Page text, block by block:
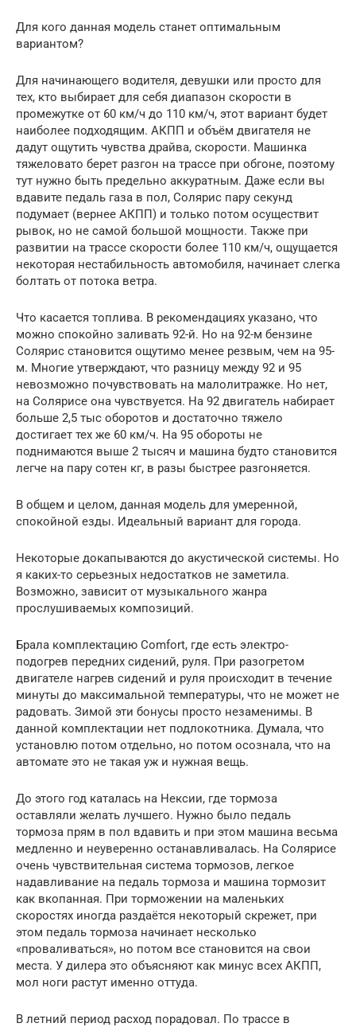
Для кого данная модель станет оптимальным
вариантом?
Для начинающего водителя, девушки или просто для
тех, кто выбирает для себя диапазон скорости в
промежутке от 60 км/ч до 110 км/ч, этот вариант будет
наиболее подходящим. АКПП и объём двигателя не
дадут ощутить чувства драйва, скорости. Машинка
тяжеловато берет разгон на трассе при обгоне, поэтому
тут нужно быть предельно аккуратным. Даже если вы
вдавите педаль газа в пол, Солярис пару секунд
подумает (вернее АКПП) и только потом осуществит
рывок, но не самой большой мощности. Также при
развитии на трассе скорости более 110 км/ч, ощущается
некоторая нестабильность автомобиля, начинает слегка
болтать от потока ветра.
Что касается топлива. В рекомендациях указано, что
можно спокойно заливать 92-й. Но на 92-м бензине
Солярис становится ощутимо менее резвым, чем на 95-
м. Многие утверждают, что разницу между 92 и 95
невозможно почувствовать на малолитражке. Но нет,
на Солярисе она чувствуется. На 92 двигатель набирает
больше 2,5 тыс оборотов и достаточно тяжело
достигает тех же 60 км/ч. На 95 обороты не
поднимаются выше 2 тысяч и машина будто становится
легче на пару сотен кг, в разы быстрее разгоняется.
В общем и целом, данная модель для умеренной,
спокойной езды. Идеальный вариант для города.
Некоторые докапываются до акустической системы. Но
я каких-то серьезных недостатков не заметила.
Возможно, зависит от музыкального жанра
прослушиваемых композиций.
Брала комплектацию Comfort, где есть электро-
подогрев передних сидений, руля. При разогретом
двигателе нагрев сидений и руля происходит в течение
минуты до максимальной температуры, что не может не
радовать. Зимой эти бонусы просто незаменимы. В
данной комплектации нет подлокотника. Думала, что
установлю потом отдельно, но потом осознала, что на
автомате это не такая уж и нужная вещь.
До этого год каталась на Нексии, где тормоза
оставляли желать лучшего. Нужно было педаль
тормоза прям в пол вдавить и при этом машина весьма
медленно и неуверенно останавливалась. На Солярисе
очень чувствительная система тормозов, легкое
надавливание на педаль тормоза и машина тормозит
как вкопанная. При торможении на маленьких
скоростях иногда раздаётся некоторый скрежет, при
этом педаль тормоза начинает несколько
«проваливаться», но потом все становится на свои
места. У дилера это объясняют как минус всех АКПП,
мол ноги растут именно оттуда.
В летний период расход порадовал. По трассе в